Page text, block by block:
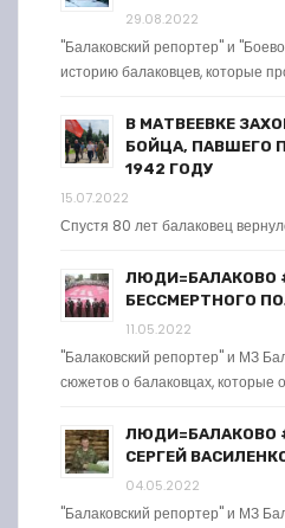
29.08.2022
"Балаковский репортер" и
историю балаковцев, которые
В МАТВЕЕВКЕ
БОЙЦА, ПАВШЕГО
1942 ГОДУ
15.07.2022
Спустя 80 лет балаковец
ЛЮДИ=БАЛАКОВО
БЕССМЕРТНОГО
11.05.2022
"Балаковский репортер" и МЗ
сюжетов о балаковцах, которые
ЛЮДИ=БАЛАКОВО
СЕРГЕЙ
04.05.2022
"Балаковский репортер" и МЗ